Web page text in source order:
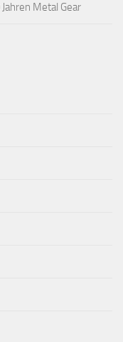
Metal Gear